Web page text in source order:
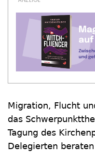
Migration, Flucht
das
Tagung des
Delegierten